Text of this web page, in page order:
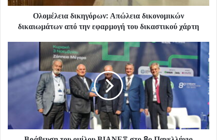
Ολομέλεια δικηγόρων: Απώλεια δικονομικών
δικαιωμάτων από την εφαρμογή του δικαστικού χάρτη